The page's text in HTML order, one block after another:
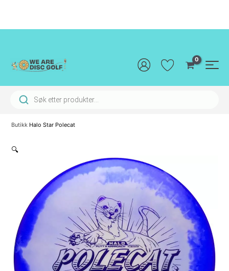
innholdet
Products search
Butikk Halo Star Polecat
🔍